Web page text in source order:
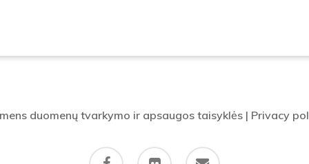
duomenų tvarkymo ir apsaugos taisyklės | Privacy
facebook flickr email